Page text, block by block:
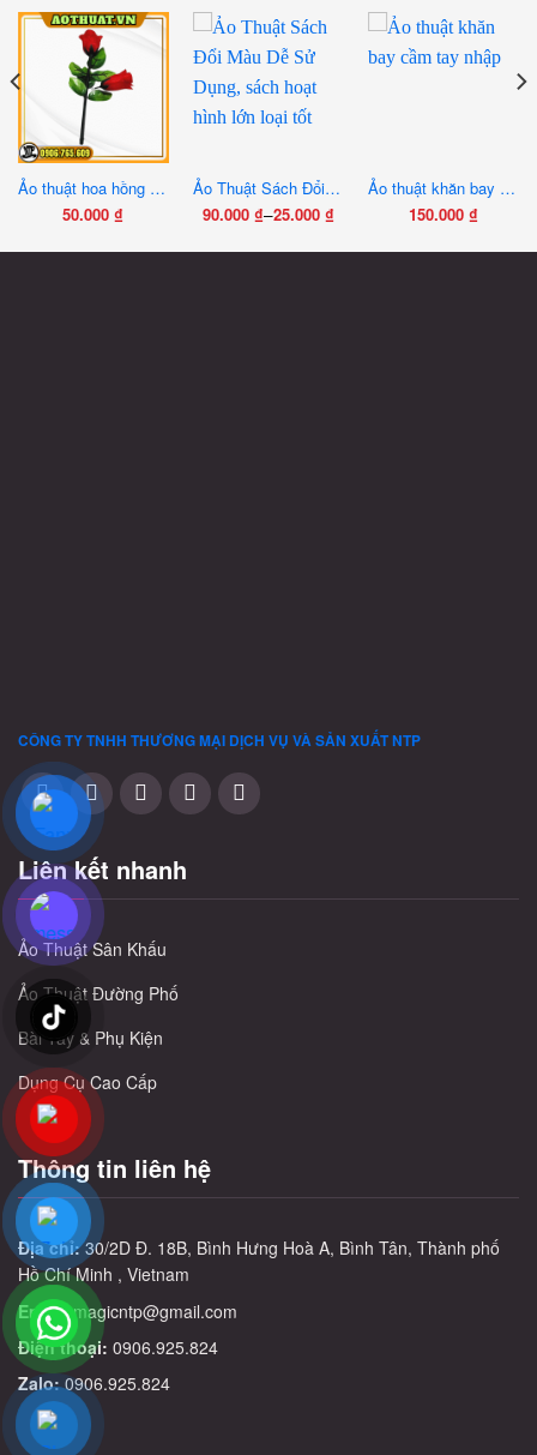
Ảo thuật hoa hồng hồi sinh
50.000₫
Ảo Thuật Sách Đổi Màu Dễ Sử Dụng, sách hoạt hình lớn loại tốt
25.000 ₫
–
90.000 ₫Khoảng
giá:
Ảo thuật khăn bay cầm tay nhập
150.000 ₫
CÔNG TY TNHH THƯƠNG MẠI DỊCH VỤ VÀ SẢN XUẤTNTP
Liên kết nhanh
Ảo Thuật Sân Khấu
Ảo Thuật Đường Phố
Bài Tây & Phụ Kiện
Dụng Cụ Cao Cấp
Thông tin liên hệ
Địa chỉ:30/2D Đ. 18B, Bình Hưng Hoà A, Bình Tân, Thành phố
Hồ Chí Minh , Vietnam
Email:magicntp@gmail.com
Điện thoại: 0906.925.824
Zalo:0906.925.824